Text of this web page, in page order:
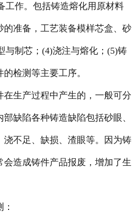
工作。包括铸造熔化用原材料
的准备，工艺装备模样芯盒、砂
与制芯；(4)浇注与熔化；(5)铸
检测等主要工序。
生产过程中产生的，一般可分
缺陷各种铸造缺陷包括砂眼、
浇不足、缺损、渣眼等。因为铸
会造成铸件产品报废，增加了生